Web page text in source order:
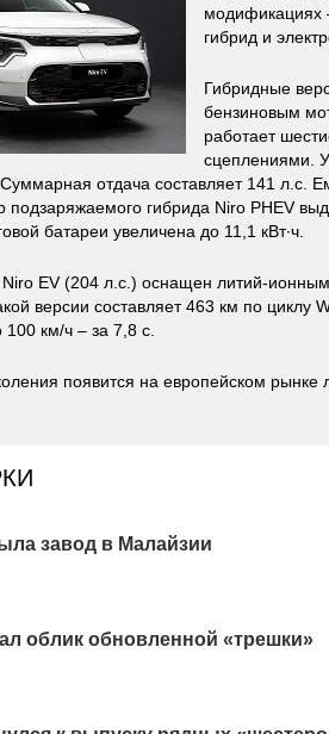
модификациях
гибрид и
Гибридные
бензиновым
работает
сцеплениями.
отдача составляет 141 л.с.
подзаряжаемого гибрида Niro PHEV
батареи увеличена до 11,1 кВт∙ч.
EV (204 л.с.) оснащен литий-
версии составляет 463 км по циклу
км/ч – за 7,8 с.
появится на европейском
завод в Малайзии
облик обновленной «трешки»